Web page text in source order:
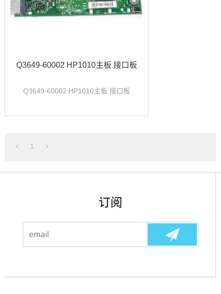
Q3649-60002 HP1010主板 接口板
Q3649-60002 HP1010主板 接口板
1
订阅